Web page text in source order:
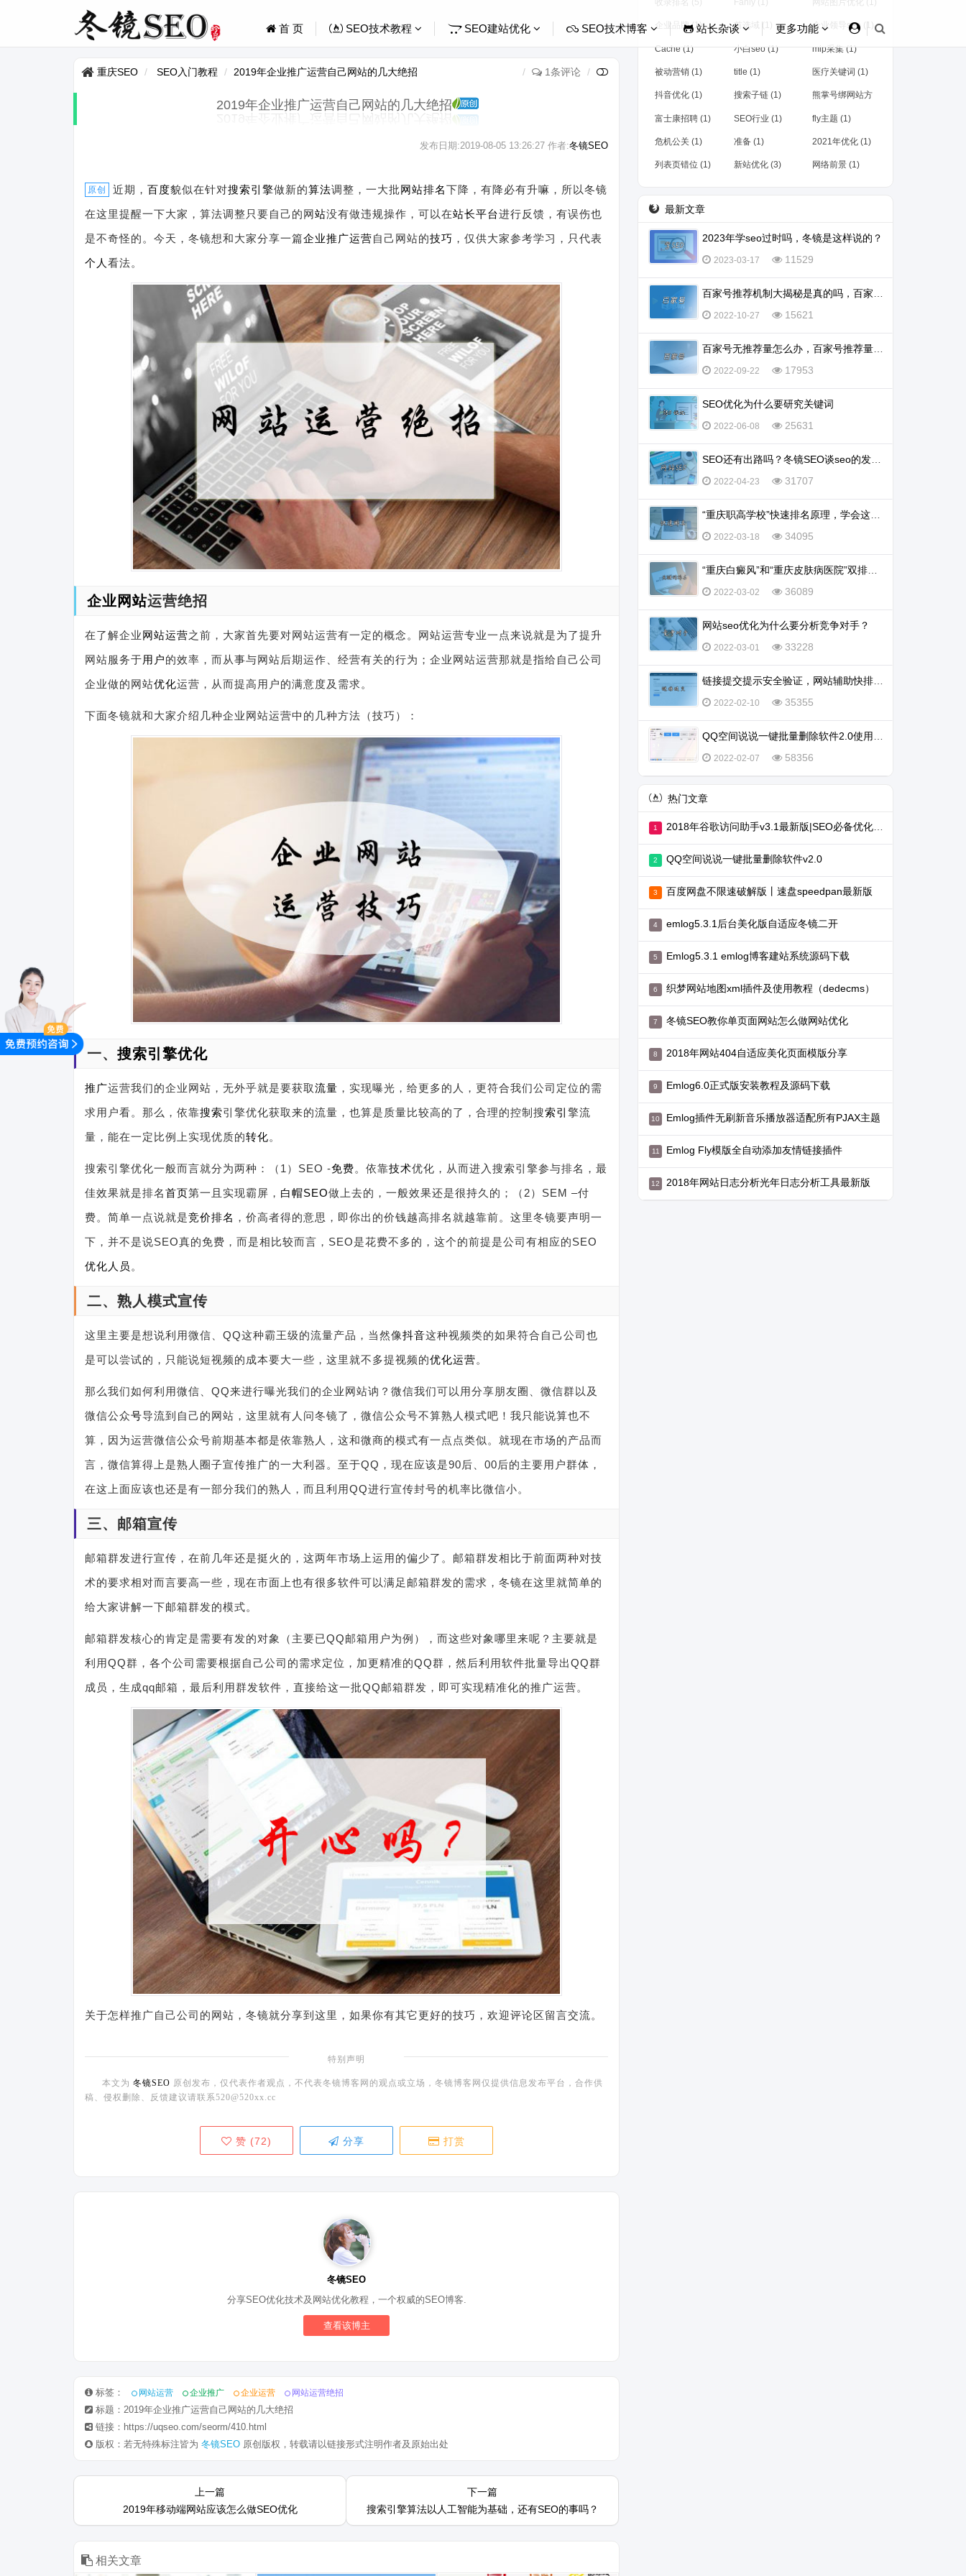
首 页 SEO技术教程 SEO建站优化 SEO技术博客 站长杂谈 更多功能
重庆SEO SEO入门教程 2019年企业推广运营自己网站的几大绝招 1条评论
2019年企业推广运营自己网站的几大绝招
发布日期:2019-08-05 13:26:27 作者:冬镜SEO
原创 近期， 百度貌似在针对搜索引擎做新的算法调整，一大批网站排名下降，有降必有升嘛，所以冬镜
在这里提醒一下大家，算法调整只要自己的网站没有做违规操作，可以在站长平台进行反馈，有误伤也
是不奇怪的。今天，冬镜想和大家分享一篇企业推广运营自己网站的技巧 ，仅供大家参考学习，只代表
个人 看法。
企业网站运营绝招
在了解企业网站运营之前，大家首先要对网站运营有一定的概念。网站运营专业一点来说就是为了提升
网站服务于用户的效率，而从事与网站后期运作、经营有关的行为；企业网站运营那就是指给自己公司
企业做的网站优化运营，从而提高用户的满意度及需求。
下面冬镜就和大家介绍几种企业网站运营中的几种方法（技巧）：
一、 搜索引擎优化
推广运营我们的企业网站，无外乎就是要获取流量 ，实现曝光，给更多的人，更符合我们公司定位的需
求用户看。那么，依靠搜索引擎优化获取来的流量，也算是质量比较高的了，合理的控制搜索引 擎流
量，能在一定比例上实现优质的转化。
搜索引擎优化一般而言就分为两种：（1）SEO -免费。依靠技术优化，从而进入搜索引擎参与排名，最
佳效果就是排名首页第一且实现霸屏， 白帽SEO做上去的，一般效果还是很持久的；（2）SEM –付
费。简单一点说就是竞价排名 ，价高者得的意思，即你出的价钱越高排名就越靠前。这里冬镜要声明一
下，并不是说SEO真的免费，而是相比较而言，SEO是花费不多的，这个的前提是公司有相应的SEO
优化人员 。
二、熟人模式宣传
这里主要是想说利用微信、QQ这种霸王级的流量产品，当然像抖音这种视频类的如果符合自己公司也
是可以尝试的，只能说短视频的成本要大一些，这里就不多提视频的优化运营。
那么我们如何利用微信、QQ来进行曝光我们的企业网站讷？微信我们可以用分享朋友圈、微信群以及
微信公众号导流到自己的网站，这里就有人问冬镜了，微信公众号不算熟人模式吧！我只能说算也不
算，因为运营微信公众号前期基本都是依靠熟人，这和微商的模式有一点点类似。就现在市场的产品而
言，微信算得上是熟人圈子宣传推广的一大利器。至于QQ，现在应该是90后、00后的主要用户群体，
在这上面应该也还是有一部分我们的熟人，而且利用QQ进行宣传封号的机率比微信小。
三、邮箱宣传
邮箱群发进行宣传，在前几年还是挺火的，这两年市场上运用的偏少了。邮箱群发相比于前面两种对技
术的要求相对而言要高一些，现在市面上也有很多软件可以满足邮箱群发的需求，冬镜在这里就简单的
给大家讲解一下邮箱群发的模式。
邮箱群发核心的肯定是需要有发的对象（主要已QQ邮箱用户为例），而这些对象哪里来呢？主要就是
利用QQ群，各个公司需要根据自己公司的需求定位，加更精准的QQ群，然后利用软件批量导出QQ群
成员，生成qq邮箱，最后利用群发软件，直接给这一批QQ邮箱群发，即可实现精准化的推广运营。
关于怎样推广自己公司的网站，冬镜就分享到这里，如果你有其它更好的技巧，欢迎评论区留言交流。
特别声明
本文为 冬镜SEO 原创发布，仅代表作者观点，不代表冬镜博客网的观点或立场，冬镜博客网仅提供信息发布平台，合作供
稿、侵权删除、反馈建议请联系520@520xx.cc
赞 (72) 分享 打赏
冬镜SEO
分享SEO优化技术及网站优化教程，一个权威的SEO博客.
查看该博主
标签： 网站运营 企业推广 企业运营 网站运营绝招
标题：2019年企业推广运营自己网站的几大绝招
链接：https://uqseo.com/seorm/410.html
版权：若无特殊标注皆为 冬镜SEO 原创版权，转载请以链接形式注明作者及原始出处
上一篇
2019年移动端网站应该怎么做SEO优化
下一篇
搜索引擎算法以人工智能为基础，还有SEO的事吗？
相关文章
2007年，我开始研究seo技术，通过
网络学习。 2007年，我策划过1个明
道博客，通过论坛发帖等形式，我推
钱。 后来，我发现做推广太...
客已经几天没有更新，今天就为大家
聊聊为什么说SEO没有秘籍？ 看过
今天冬镜SEO就给大家讲讲2018年最
新的黑帽seo站群技术。 黑帽seo技
术在2018年常用的依然是站群操作方
企业品牌 (1) 首选域 (1) 企业领导seo (1)
Cache (1) 小白seo (1) mip采集 (1)
被动营销 (1) title (1) 医疗关键词 (1)
抖音优化 (1) 搜索子链 (1) 熊掌号绑网站方
法 (1)
富士康招聘 (1) SEO行业 (1) fly主题 (1)
危机公关 (1) 准备 (1) 2021年优化 (1)
列表页错位 (1) 新站优化 (3) 网络前景 (1)
最新文章
2023年学seo过时吗，冬镜是这样说的？
2023-03-17 11529
2022-10-27 15621
2022-09-22 17953
SEO优化为什么要研究关键词
2022-06-08 25631
2022-04-23 31707
2022-03-18 34095
2022-03-02 36089
网站seo优化为什么要分析竞争对手？
2022-03-01 33228
2022-02-10 35355
2022-02-07 58356
热门文章
2018年谷歌访问助手v3.1最新版|SEO必备优化工具
QQ空间说说一键批量删除软件v2.0
百度网盘不限速破解版丨速盘speedpan最新版
emlog5.3.1后台美化版自适应冬镜二开
Emlog5.3.1 emlog博客建站系统源码下载
织梦网站地图xml插件及使用教程（dedecms）
冬镜SEO教你单页面网站怎么做网站优化
2018年网站404自适应美化页面模版分享
Emlog6.0正式版安装教程及源码下载
Emlog插件无刷新音乐播放器适配所有PJAX主题
Emlog Fly模版全自动添加友情链接插件
2018年网站日志分析光年日志分析工具最新版